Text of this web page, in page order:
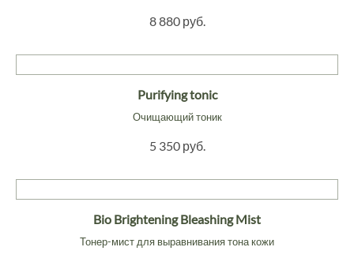
8 880 руб.
Purifying tonic
Очищающий тоник
5 350 руб.
Bio Brightening Bleashing Mist
Тонер-мист для выравнивания тона кожи